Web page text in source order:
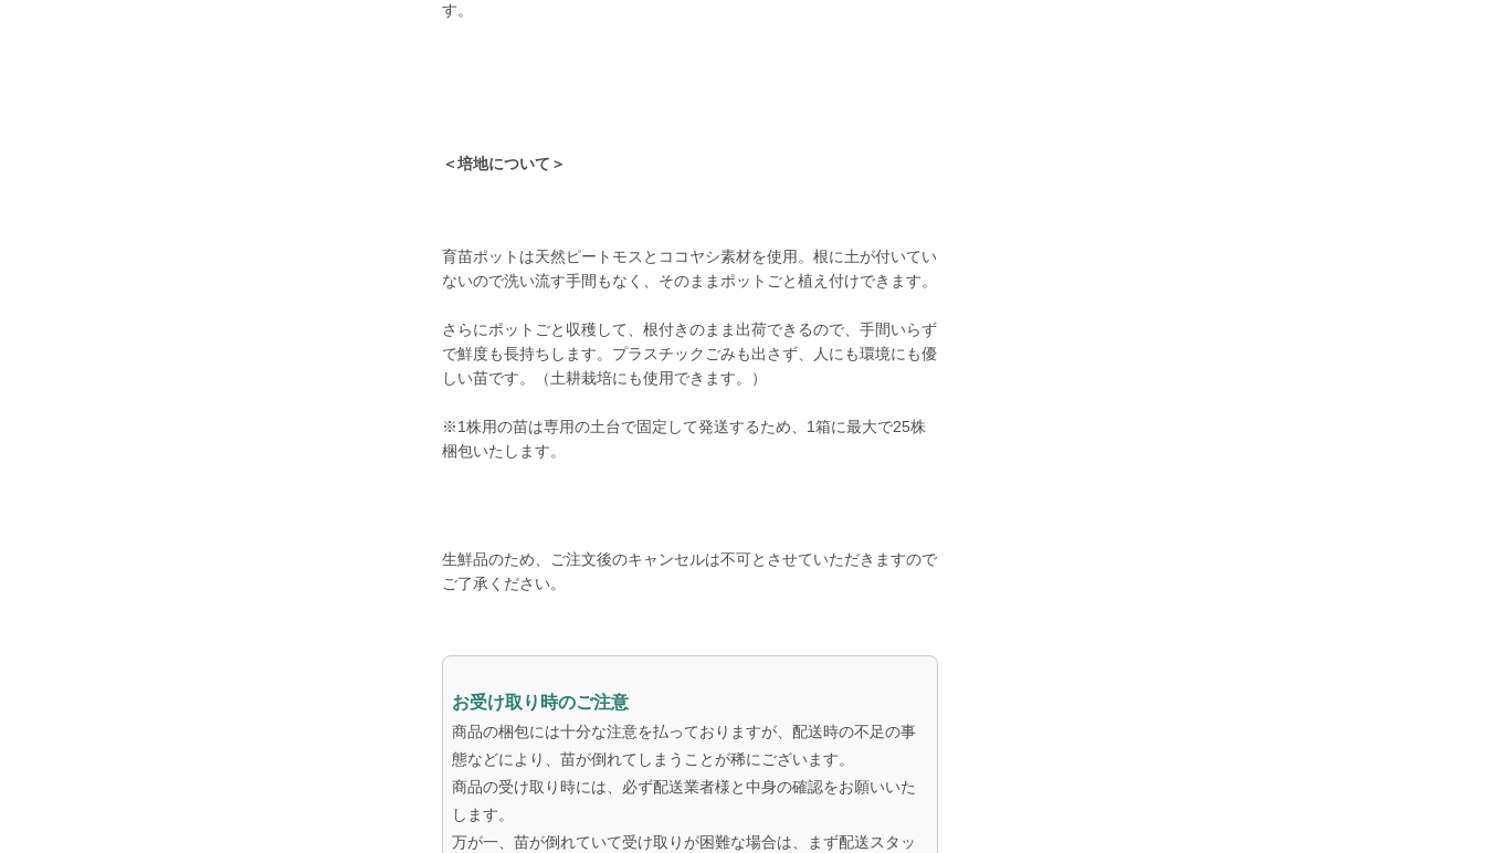
す。
＜培地について＞
育苗ポットは天然ピートモスとココヤシ素材を使用。根に土が付いてい
ないので洗い流す手間もなく、そのままポットごと植え付けできます。
さらにポットごと収穫して、根付きのまま出荷できるので、手間いらず
で鮮度も長持ちします。プラスチックごみも出さず、人にも環境にも優
しい苗です。（土耕栽培にも使用できます。）
※1株用の苗は専用の土台で固定して発送するため、1箱に最大で25株
梱包いたします。
生鮮品のため、ご注文後のキャンセルは不可とさせていただきますので
ご了承ください。
お受け取り時のご注意
商品の梱包には十分な注意を払っておりますが、配送時の不足の事
態などにより、苗が倒れてしまうことが稀にございます。
商品の受け取り時には、必ず配送業者様と中身の確認をお願いいた
します。
万が一、苗が倒れていて受け取りが困難な場合は、まず配送スタッ